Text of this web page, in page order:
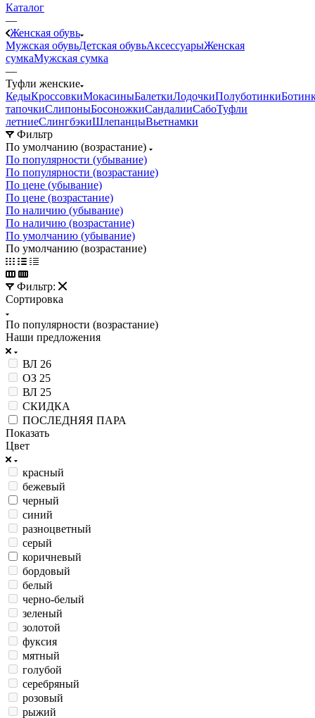
Каталог
—
Женская обувь
Мужская обувьДетская обувьАксессуарыЖенская
сумкаМужская сумка
—
Туфли женские
КедыКроссовкиМокасиныБалеткиЛодочкиПолуботинки
тапочкиСлипоныБосоножкиСандалииСабоТуфли
летниеСлингбэкиШлепанцыВьетнамки
Фильтр
По умолчанию (возрастание)
По популярности (убывание)
По популярности (возрастание)
По цене (убывание)
По цене (возрастание)
По наличию (убывание)
По наличию (возрастание)
По умолчанию (убывание)
По умолчанию (возрастание)
Фильтр:
Сортировка
По популярности (возрастание)
Наши предложения
ВЛ 26
ОЗ 25
ВЛ 25
СКИДКА
ПОСЛЕДНЯЯ ПАРА
Показать
Цвет
красный
бежевый
черный
синий
разноцветный
серый
коричневый
бордовый
белый
черно-белый
зеленый
золотой
фуксия
мятный
голубой
серебряный
розовый
рыжий